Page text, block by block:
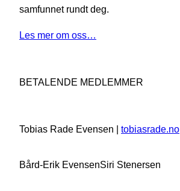
samfunnet rundt deg.
Les mer om oss…
BETALENDE MEDLEMMER
Tobias Rade Evensen | tobiasrade.no
Bård-Erik EvensenSiri Stenersen